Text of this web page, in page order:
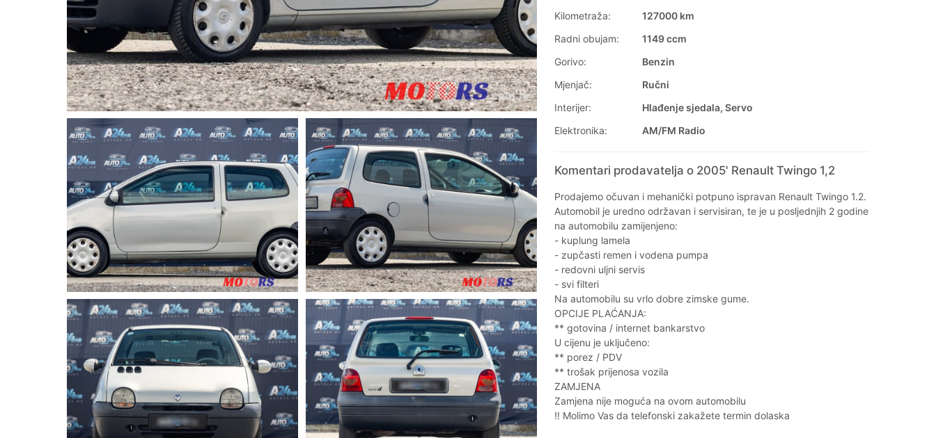
Kilometraža:
127000 km
Radni obujam:
1149 ccm
Gorivo:
Benzin
Mjenjač:
Ručni
Interijer:
Hlađenje sjedala, Servo
Elektronika:
AM/FM Radio
Komentari prodavatelja o 2005' Renault Twingo 1,2
Prodajemo očuvan i mehanički potpuno ispravan Renault Twingo 1.2.
Automobil je uredno održavan i servisiran, te je u posljednjih 2 godine
na automobilu zamijenjeno:
- kuplung lamela
- zupčasti remen i vodena pumpa
- redovni uljni servis
- svi filteri
Na automobilu su vrlo dobre zimske gume.
OPCIJE PLAĆANJA:
** gotovina / internet bankarstvo
U cijenu je uključeno:
** porez / PDV
** trošak prijenosa vozila
ZAMJENA
Zamjena nije moguća na ovom automobilu
‼ Molimo Vas da telefonski zakažete termin dolaska